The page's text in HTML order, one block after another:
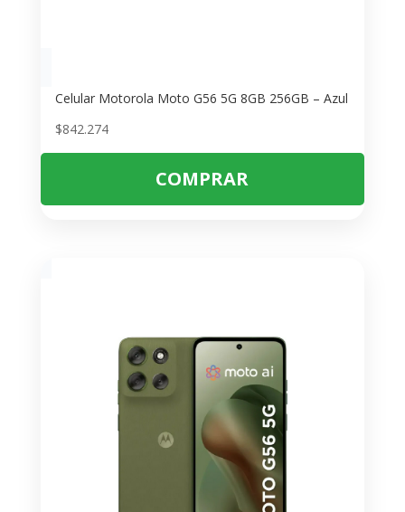
Celular Motorola Moto G56 5G 8GB 256GB – Azul
$842.274
COMPRAR